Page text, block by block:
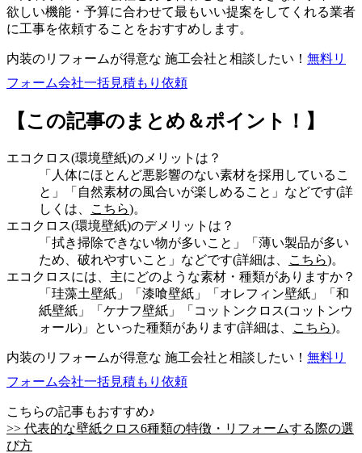
欲しい機能・予算に合わせて最もいい提案をしてくれる業者
に工事を依頼することをおすすめします。
内装のリフォームが得意な 施工会社と相談したい！ 無料リ
フォーム会社一括見積もり依頼
【この記事のまとめ＆ポイント！】
エコクロス(環境壁紙)のメリットは？
「人体にほとんど悪影響のない素材を採用しているこ
と」「自然素材の風合いが楽しめること」などです(詳
しくは、
こちら)。
エコクロス(環境壁紙)のデメリットは？
「拭き掃除できない物が多いこと」「薄い製品が多い
ため、破れやすいこと」などです(詳細は、
こちら)。
エコクロスには、主にどのような素材・種類がありますか？
「珪藻土壁紙」「漆喰壁紙」「オレフィン壁紙」「和
紙壁紙」「ケナフ壁紙」「コットンクロス(コットンウ
ォール)」といった種類があります(詳細は、
こちら)。
内装のリフォームが得意な 施工会社と相談したい！ 無料リ
フォーム会社一括見積もり依頼
こちらの記事もおすすめ♪
>> 代表的な壁紙クロス6種類の特徴・リフォームする際の選
び方